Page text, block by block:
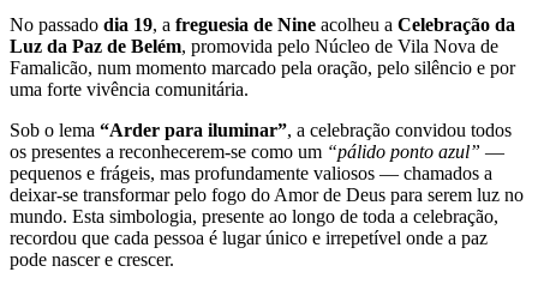
No passado dia 19, a freguesia de Nine acolheu a Celebração da
Luz da Paz de Belém, promovida pelo Núcleo de Vila Nova de
Famalicão, num momento marcado pela oração, pelo silêncio e por
uma forte vivência comunitária.
Sob o lema “Arder para iluminar”, a celebração convidou todos
os presentes a reconhecerem-se como um “pálido ponto azul” —
pequenos e frágeis, mas profundamente valiosos — chamados a
deixar-se transformar pelo fogo do Amor de Deus para serem luz no
mundo. Esta simbologia, presente ao longo de toda a celebração,
recordou que cada pessoa é lugar único e irrepetível onde a paz
pode nascer e crescer.